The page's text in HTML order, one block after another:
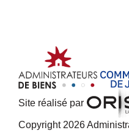
Site réalisé par
Copyright 2026